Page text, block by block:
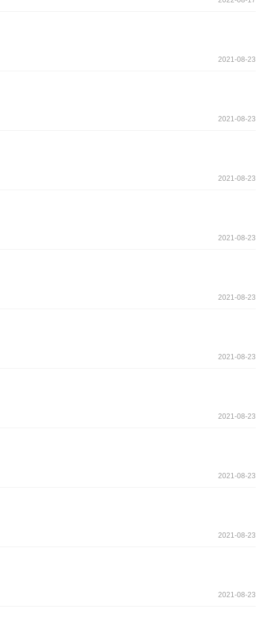
2021-08-23
2021-08-23
2021-08-23
2021-08-23
2021-08-23
2021-08-23
2021-08-23
2021-08-23
2021-08-23
2021-08-23